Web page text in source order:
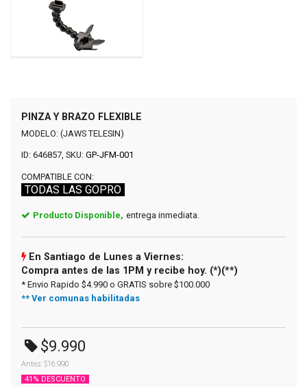
PINZA Y BRAZO FLEXIBLE
MODELO: (JAWS TELESIN)
ID: 646857, SKU: GP-JFM-001
COMPATIBLE CON:
TODAS LAS GOPRO
Producto Disponible, entrega inmediata.
En Santiago de Lunes a Viernes:
Compra antes de las 1PM y recibe hoy. (*)(**)
* Envio Rapido $4.990 o GRATIS sobre $100.000
** Ver comunas habilitadas
$9.990
Antes: $16.990
41% DESCUENTO